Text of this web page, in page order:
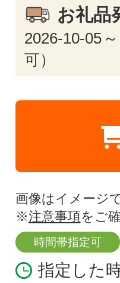
お礼品
2026-10-05
可）
画像はイメージで
※注意事項をご
時間帯指定可
指定した